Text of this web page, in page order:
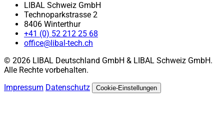
LIBAL Schweiz GmbH
Technoparkstrasse 2
8406 Winterthur
+41 (0) 52 212 25 68
office@libal-tech.ch
© 2026 LIBAL Deutschland GmbH & LIBAL Schweiz GmbH.
Alle Rechte vorbehalten.
Impressum Datenschutz Cookie-Einstellungen